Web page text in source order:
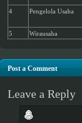
4 Pengelola Usaha
5 Wirausaha
Post a Comment
Leave a Reply